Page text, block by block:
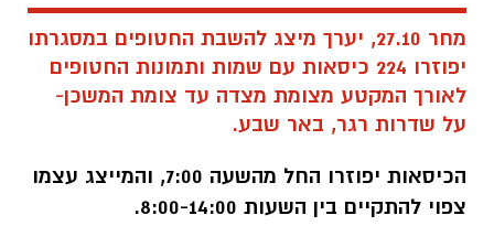
מחר 27.10, יערך מיצג להשבת החטופים במסגרתו
יפוזרו 224 כיסאות עם שמות ותמונות החטופים
לאורך המקטע מצומת מצדה עד צומת המשכן-
על שדרות רגר, באר שבע.
הכיסאות יפוזרו החל מהשעה 7:00, והמייצג עצמו
צפוי להתקיים בין השעות 8:00-14:00.